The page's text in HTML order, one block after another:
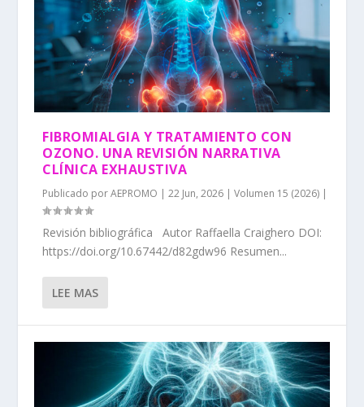
FIBROMIALGIA Y TRATAMIENTO CON
OZONO. UNA REVISIÓN NARRATIVA
CLÍNICA EXHAUSTIVA
Publicado porAEPROMO |22 Jun, 2026 |Volumen 15 (2026) |
Revisión bibliográfica Autor Raffaella Craighero DOI:
https://doi.org/10.67442/d82gdw96 Resumen...
LEE MAS